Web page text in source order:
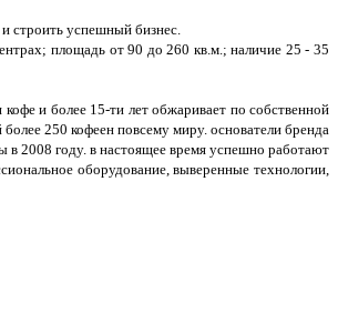
строить успешный бизнес.
площадь от 90 до 260 кв.м.; наличие 25 - 35
и более 15-ти лет обжаривает по собственной
250 кофеен повсему миру. основатели бренда
2008 году. в настоящее время успешно работают
оборудование, выверенные технологии,